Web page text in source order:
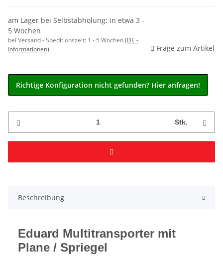
am Lager bei Selbstabholung: in etwa 3 -
5 Wochen
bei Versand - Speditionszeit: 1 - 5 Wochen(DE -
Informationen)
Frage zum Artikel
Richtige Konfiguration nicht gefunden? Hier anfragen!
Stk.
Beschreibung
Eduard Multitransporter mit
Plane / Spriegel